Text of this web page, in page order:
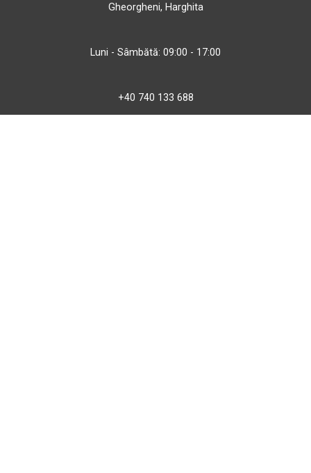
Gheorgheni, Harghita
Luni - Sâmbătă: 09:00 - 17:00
+40 740 133 688